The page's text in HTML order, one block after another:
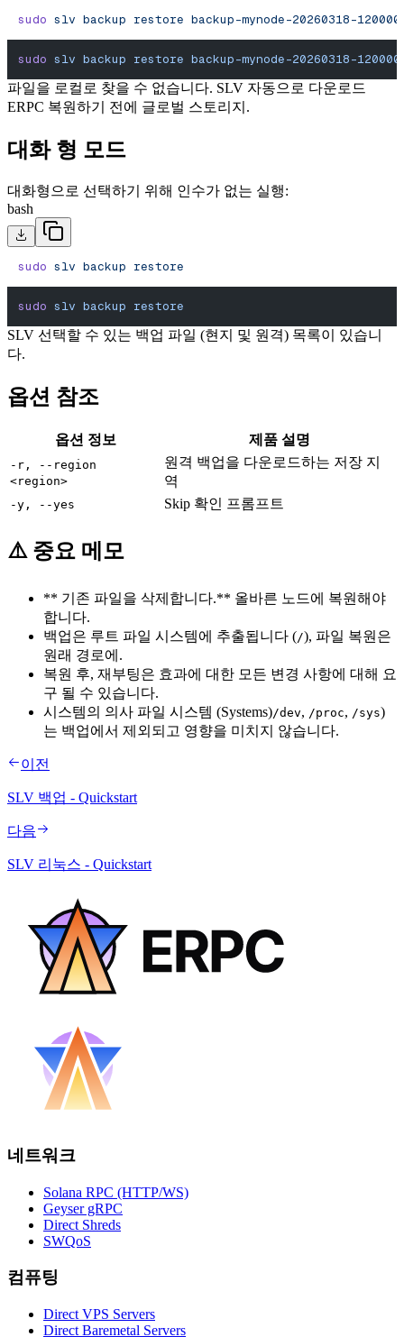
sudo slv backup restore backup-mynode-20260318-
sudo slv backup restore backup-mynode-20260318-
파일을 로컬로 찾을 수 없습니다. SLV 자동으로 다운로드
ERPC 복원하기 전에 글로벌 스토리지.
대화 형 모드
대화형으로 선택하기 위해 인수가 없는 실행:
bash
sudo slv backup restore
sudo slv backup restore
SLV 선택할 수 있는 백업 파일 (현지 및 원격) 목록이 있습니
다.
옵션 참조
옵션 정보 제품 설명
-r, --region
<region>
원격 백업을 다운로드하는 저장 지
역
-y, --yes Skip 확인 프롬프트
⚠️ 중요 메모
** 기존 파일을 삭제합니다.** 올바른 노드에 복원해야
합니다.
백업은 루트 파일 시스템에 추출됩니다 (/), 파일 복원은
원래 경로에.
복원 후, 재부팅은 효과에 대한 모든 변경 사항에 대해 요
구 될 수 있습니다.
시스템의 의사 파일 시스템 (Systems)/dev, /proc, /sys)
는 백업에서 제외되고 영향을 미치지 않습니다.
이전
SLV 백업 - Quickstart
다음
SLV 리눅스 - Quickstart
네트워크
Solana RPC (HTTP/WS)
Geyser gRPC
Direct Shreds
SWQoS
컴퓨팅
Direct VPS Servers
Direct Baremetal Servers